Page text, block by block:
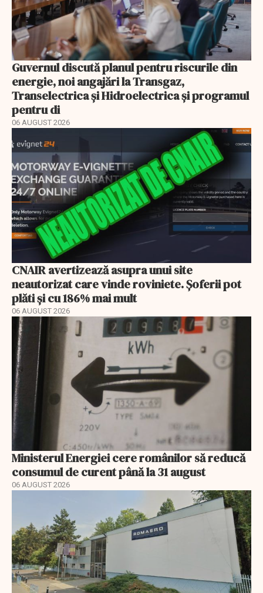
Guvernul discută planul pentru riscurile din
energie, noi angajări la Transgaz,
Transelectrica și Hidroelectrica și programul
pentru di
06 AUGUST 2026
CNAIR avertizează asupra unui site
neautorizat care vinde roviniete. Șoferii pot
plăti și cu 186% mai mult
06 AUGUST 2026
Ministerul Energiei cere românilor să reducă
consumul de curent până la 31 august
06 AUGUST 2026